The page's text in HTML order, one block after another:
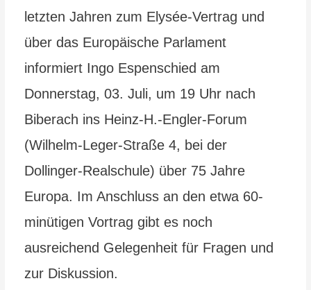
letzten Jahren zum Elysée-Vertrag und
über das Europäische Parlament
informiert Ingo Espenschied am
Donnerstag, 03. Juli, um 19 Uhr nach
Biberach ins Heinz-H.-Engler-Forum
(Wilhelm-Leger-Straße 4, bei der
Dollinger-Realschule) über 75 Jahre
Europa. Im Anschluss an den etwa 60-
minütigen Vortrag gibt es noch
ausreichend Gelegenheit für Fragen und
zur Diskussion.